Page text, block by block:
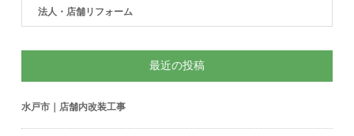
法人・店舗リフォーム
最近の投稿
水戸市｜店舗内改装工事